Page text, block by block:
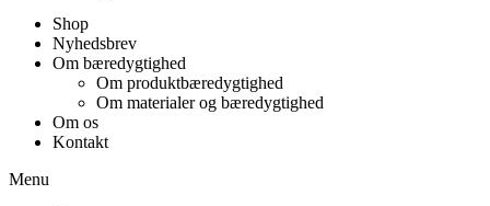
Shop
Nyhedsbrev
Om bæredygtighed
Om produktbæredygtighed
Om materialer og bæredygtighed
Om os
Kontakt
Menu